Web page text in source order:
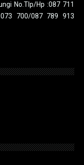
No.Tlp/Hp :087 711
700/087 789 913